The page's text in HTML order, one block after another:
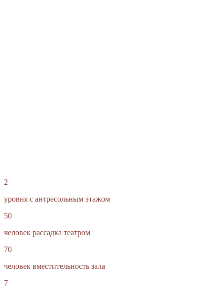
2
уровня с антресольным этажом
50
человек рассадка театром
70
человек вместительность зала
7